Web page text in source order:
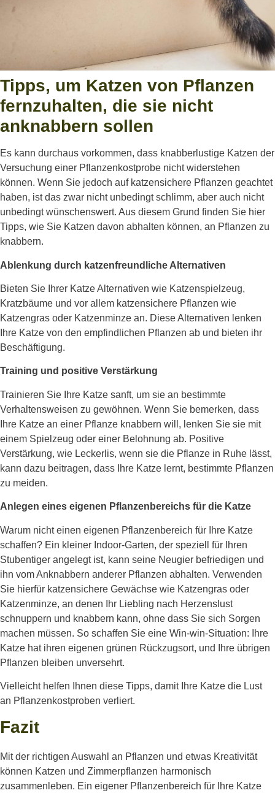
Tipps, um Katzen von Pflanzen
fernzuhalten, die sie nicht
anknabbern sollen
Es kann durchaus vorkommen, dass knabberlustige Katzen der
Versuchung einer Pflanzenkostprobe nicht widerstehen
können. Wenn Sie jedoch auf katzensichere Pflanzen geachtet
haben, ist das zwar nicht unbedingt schlimm, aber auch nicht
unbedingt wünschenswert. Aus diesem Grund finden Sie hier
Tipps, wie Sie Katzen davon abhalten können, an Pflanzen zu
knabbern.
Ablenkung durch katzenfreundliche Alternativen
Bieten Sie Ihrer Katze Alternativen wie Katzenspielzeug,
Kratzbäume und vor allem katzensichere Pflanzen wie
Katzengras oder Katzenminze an. Diese Alternativen lenken
Ihre Katze von den empfindlichen Pflanzen ab und bieten ihr
Beschäftigung.
Training und positive Verstärkung
Trainieren Sie Ihre Katze sanft, um sie an bestimmte
Verhaltensweisen zu gewöhnen. Wenn Sie bemerken, dass
Ihre Katze an einer Pflanze knabbern will, lenken Sie sie mit
einem Spielzeug oder einer Belohnung ab. Positive
Verstärkung, wie Leckerlis, wenn sie die Pflanze in Ruhe lässt,
kann dazu beitragen, dass Ihre Katze lernt, bestimmte Pflanzen
zu meiden.
Anlegen eines eigenen Pflanzenbereichs für die Katze
Warum nicht einen eigenen Pflanzenbereich für Ihre Katze
schaffen? Ein kleiner Indoor-Garten, der speziell für Ihren
Stubentiger angelegt ist, kann seine Neugier befriedigen und
ihn vom Anknabbern anderer Pflanzen abhalten. Verwenden
Sie hierfür katzensichere Gewächse wie Katzengras oder
Katzenminze, an denen Ihr Liebling nach Herzenslust
schnuppern und knabbern kann, ohne dass Sie sich Sorgen
machen müssen. So schaffen Sie eine Win-win-Situation: Ihre
Katze hat ihren eigenen grünen Rückzugsort, und Ihre übrigen
Pflanzen bleiben unversehrt.
Vielleicht helfen Ihnen diese Tipps, damit Ihre Katze die Lust
an Pflanzenkostproben verliert.
Fazit
Mit der richtigen Auswahl an Pflanzen und etwas Kreativität
können Katzen und Zimmerpflanzen harmonisch
zusammenleben. Ein eigener Pflanzenbereich für Ihre Katze